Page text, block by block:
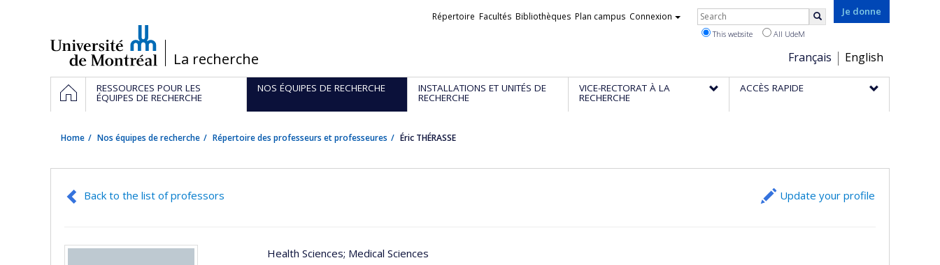
/La recherche
Je donne
Choix
de
la
Français English
Liens
Répertoire Facultés Bibliothèques Plan campus Connexion Rechercher
This website All UdeM
Navigation
principale
HOMERESSOURCES POUR LES
ÉQUIPES DE RECHERCHE
NOS ÉQUIPES DE RECHERCHE INSTALLATIONS ET UNITÉS DE
RECHERCHE
VICE-RECTORAT À LA
RECHERCHE
ACCÈS RAPIDE
Home Nos équipes de recherche Répertoire des professeurs et professeures Éric THÉRASSE
Back to the list of professors Update your profile
Health Sciences; Medical Sciences